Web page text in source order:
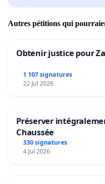
Autres pétitions qui
Obtenir justice pour
1 107 signatures
22 Jul 2026
Préserver
Chaussée
330 signatures
4 Jul 2026